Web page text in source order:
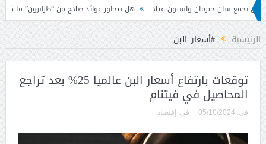
فيلا هل تتجاوز عوائد صلاح من “طرابزون” ما كان يتقاضاه في ليفربول؟
الرئيسية #أسعار_البن
توقعات بارتفاع أسعار البن عالميا 25% بعد تراجع
المحاصيل في فيتنام
فى: 05/10/2024 فى: إقتصاد